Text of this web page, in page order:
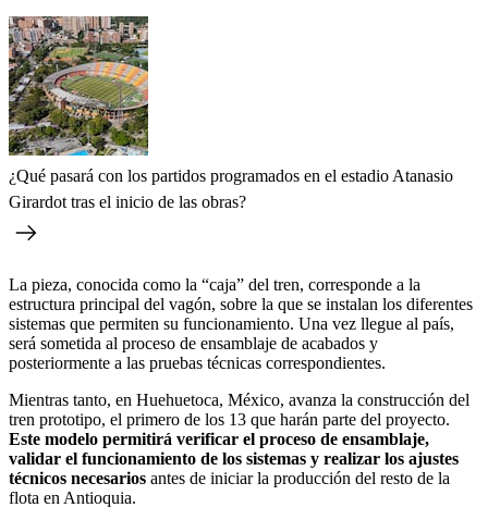
¿Qué pasará con los partidos programados en el estadio Atanasio
Girardot tras el inicio de las obras?
La pieza, conocida como la “caja” del tren, corresponde a la
estructura principal del vagón, sobre la que se instalan los diferentes
sistemas que permiten su funcionamiento. Una vez llegue al país,
será sometida al proceso de ensamblaje de acabados y
posteriormente a las pruebas técnicas correspondientes.
Mientras tanto, en Huehuetoca, México, avanza la construcción del
tren prototipo, el primero de los 13 que harán parte del proyecto.
Este modelo permitirá verificar el proceso de ensamblaje,
validar el funcionamiento de los sistemas y realizar los ajustes
técnicos necesarios antes de iniciar la producción del resto de la
flota en Antioquia.